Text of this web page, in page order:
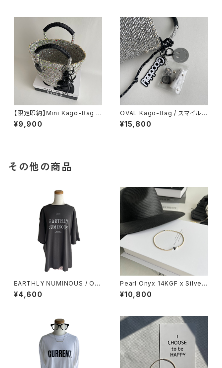
【限定即納】Mini Kago-Bag /
croissant Charm
¥9,900
OVAL Kago-Bag / スマイルチ
ャーム＆エコバッグ付
¥15,800
その他の商品
EARTHLY NUMINOUS / OV
ER SIZE TEE / Off Black
¥4,600
Pearl Onyx 14KGF x Silver
/ ストレッチ ループ アンクレット
¥10,800